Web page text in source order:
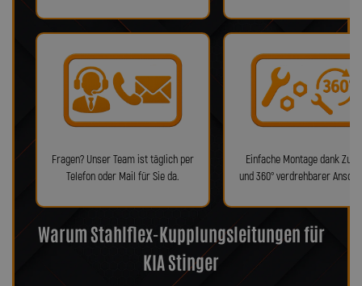
Fragen? Unser Team ist täglich per
Telefon oder Mail für Sie da.
Einfache Montage dank
und 360° verdrehbarer
Warum Stahlflex-Kupplungsleitungen für
KIA Stinger